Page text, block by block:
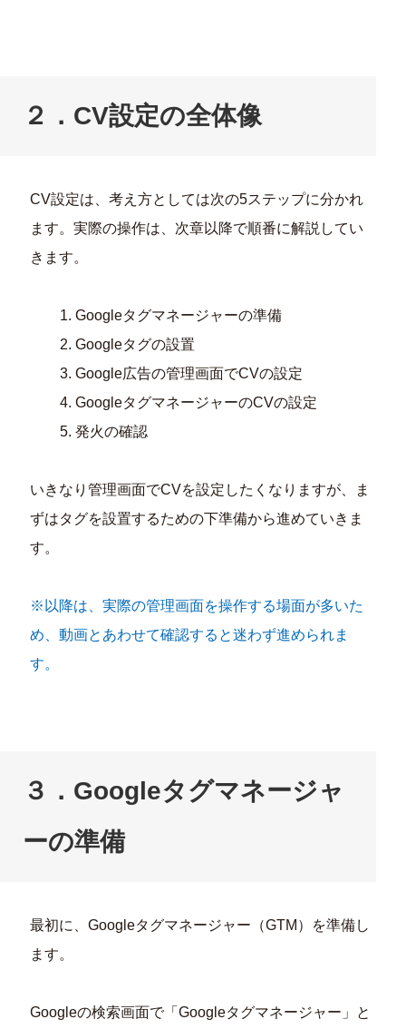
２．CV設定の全体像
CV設定は、考え方としては次の5ステップに分かれ
ます。実際の操作は、次章以降で順番に解説してい
きます。
Googleタグマネージャーの準備
Googleタグの設置
Google広告の管理画面でCVの設定
GoogleタグマネージャーのCVの設定
発火の確認
いきなり管理画面でCVを設定したくなりますが、ま
ずはタグを設置するための下準備から進めていきま
す。
※以降は、実際の管理画面を操作する場面が多いた
め、動画とあわせて確認すると迷わず進められま
す。
３．Googleタグマネージャ
ーの準備
最初に、Googleタグマネージャー（GTM）を準備し
ます。
Googleの検索画面で「Googleタグマネージャー」と